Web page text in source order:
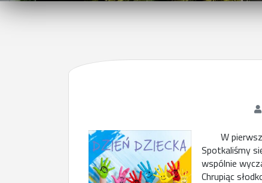
W
Spotkaliśmy
wspólnie
Chrupiąc